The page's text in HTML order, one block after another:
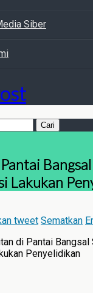
Siber
Lakukan
tweet Sematkan
di Pantai Bangsal
Penyelidikan